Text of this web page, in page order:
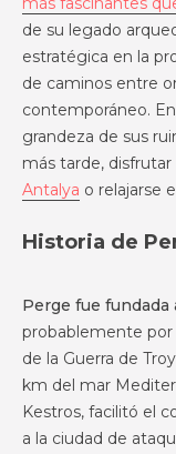
de su legado
estratégica en la
de caminos entre
contemporáneo.
grandeza de sus
más tarde,
Antalya o relajarse
Historia de
Perge fue fundada
probablemente por
de la Guerra de
km del mar
Kestros, facilitó el
a la ciudad de